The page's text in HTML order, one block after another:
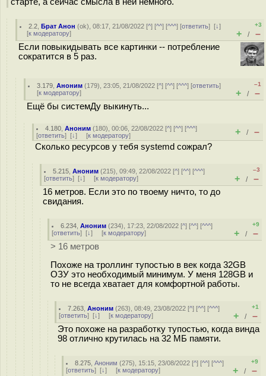
2.2 ,Брат Анон (ok), 08:17, 21/08/2022 [^] [^^] [^^^] [ответить][↓]
[к модератору]
+3
+ / –
Если повыкидывать все картинки -- потребление
сократится в 5 раз.
3.179 ,Аноним (179), 23:05, 21/08/2022 [^] [^^] [^^^] [ответить]
[к модератору]
–1
+ / –
Ещё бы системДу выкинуть...
4.180 ,Аноним (180), 00:06, 22/08/2022 [^] [^^] [^^^]
[ответить] [↓] [к модератору] + / –
Сколько ресурсов у тебя systemd сожрал?
5.215 ,Аноним (215), 09:49, 22/08/2022 [^] [^^] [^^^]
[ответить] [↓] [к модератору]
–3
+ / –
16 метров. Если это по твоему ничто, то до
свидания.
6.234 ,Аноним (234), 17:23, 22/08/2022 [^] [^^] [^^^]
[ответить] [↓] [к модератору]
+9
+ / –
> 16 метров
Похоже на троллинг тупостью в век когда 32GB
ОЗУ это необходимый минимум. У меня 128GB и
то не всегда хватает для комфортной работы.
7.263 ,Аноним (263), 08:49, 23/08/2022 [^] [^^] [^^^]
[ответить] [↓] [к модератору]
+1
+ / –
Это похоже на разработку тупостью, когда винда
98 отлично крутилась на 32 МБ памяти.
8.275 ,Аноним (275), 15:15, 23/08/2022 [^] [^^] [^^^]
[ответить] [↓] [к модератору]
+9
+ / –